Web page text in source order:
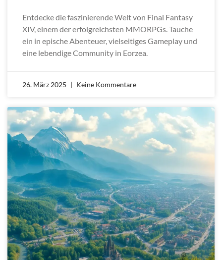
Entdecke die faszinierende Welt von Final Fantasy
XIV, einem der erfolgreichsten MMORPGs. Tauche
ein in epische Abenteuer, vielseitiges Gameplay und
eine lebendige Community in Eorzea.
26. März 2025 Keine Kommentare